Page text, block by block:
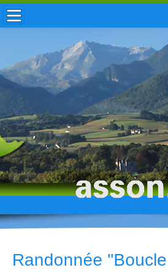
ACCUEIL / INFOS
MUNICIPALITÉ
VIE LOCALE
ENFANCE
TOURISME
HISTOIRE
Randonnée